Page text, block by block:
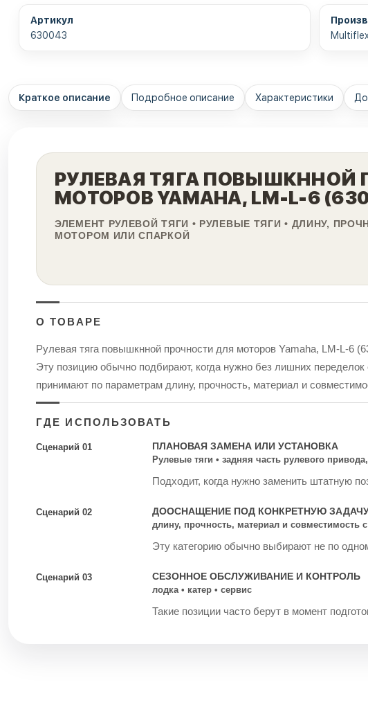
Артикул
630043
Краткое описание Подробное описание Характеристики
РУЛЕВАЯ ТЯГА ПОВЫШКННОЙ
МОТОРОВ YAMAHA, LM-L-6
ЭЛЕМЕНТ РУЛЕВОЙ ТЯГИ • РУЛЕВЫЕ ТЯГИ • ДЛИНУ,
МОТОРОМ ИЛИ СПАРКОЙ
О ТОВАРЕ
Рулевая тяга повышкнной прочности для моторов Yamaha, LM-L-
Эту позицию обычно подбирают, когда нужно без лишних
принимают по параметрам длину, прочность, материал и
ГДЕ ИСПОЛЬЗОВАТЬ
Сценарий 01 ПЛАНОВАЯ ЗАМЕНА ИЛИ УСТАНОВКА
Рулевые тяги • задняя часть рулевого
Подходит, когда нужно заменить штатную
Сценарий 02 ДООСНАЩЕНИЕ ПОД КОНКРЕТНУЮ
длину, прочность, материал и совместимость
Эту категорию обычно выбирают не по
Сценарий 03 СЕЗОННОЕ ОБСЛУЖИВАНИЕ И КОНТРОЛЬ
лодка • катер • сервис
Такие позиции часто берут в момент